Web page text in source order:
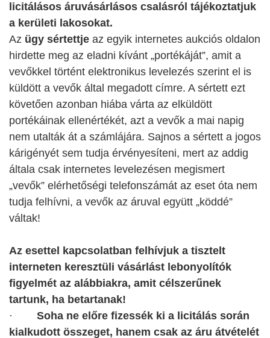
licitálásos áruvásárlásos csalásról tájékoztatjuk
a kerületi lakosokat.
Az ügy sértettje az egyik internetes aukciós oldalon
hirdette meg az eladni kívánt „portékáját”, amit a
vevőkkel történt elektronikus levelezés szerint el is
küldött a vevők által megadott címre. A sértett ezt
követően azonban hiába várta az elküldött
portékáinak ellenértékét, azt a vevők a mai napig
nem utalták át a számlájára. Sajnos a sértett a jogos
kárigényét sem tudja érvényesíteni, mert az addig
általa csak internetes levelezésen megismert
„vevők” elérhetőségi telefonszámát az eset óta nem
tudja felhívni, a vevők az áruval együtt „köddé”
váltak!
Az esettel kapcsolatban felhívjuk a tisztelt
interneten keresztüli vásárlást lebonyolítók
figyelmét az alábbiakra, amit célszerűnek
tartunk, ha betartanak!
·
Soha ne előre fizessék ki a licitálás során
kialkudott összeget, hanem csak az áru átvételét